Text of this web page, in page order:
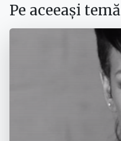
Pe aceeași temă